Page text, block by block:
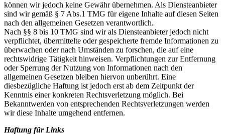
können wir jedoch keine Gewähr übernehmen. Als Diensteanbieter
sind wir gemäß § 7 Abs.1 TMG für eigene Inhalte auf diesen Seiten
nach den allgemeinen Gesetzen verantwortlich.
Nach §§ 8 bis 10 TMG sind wir als Diensteanbieter jedoch nicht
verpflichtet, übermittelte oder gespeicherte fremde Informationen zu
überwachen oder nach Umständen zu forschen, die auf eine
rechtswidrige Tätigkeit hinweisen. Verpflichtungen zur Entfernung
oder Sperrung der Nutzung von Informationen nach den
allgemeinen Gesetzen bleiben hiervon unberührt. Eine
diesbezügliche Haftung ist jedoch erst ab dem Zeitpunkt der
Kenntnis einer konkreten Rechtsverletzung möglich. Bei
Bekanntwerden von entsprechenden Rechtsverletzungen werden
wir diese Inhalte umgehend entfernen.
Haftung für Links